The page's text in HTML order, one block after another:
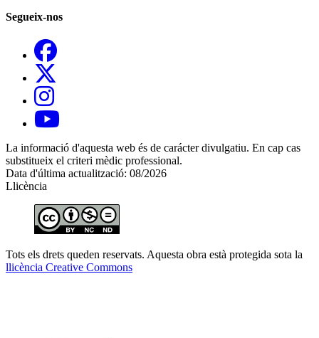
Segueix-nos
La informació d'aquesta web és de carácter divulgatiu. En cap cas
substitueix el criteri mèdic professional.
Data d'última actualització: 08/2026
Llicència
Tots els drets queden reservats. Aquesta obra està protegida sota la
llicència Creative Commons